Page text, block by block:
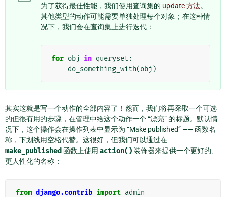
为了获得最佳性能，我们使用查询集的 update 方法。
其他类型的动作可能需要单独处理每个对象；在这种情
况下，我们会在查询集上进行迭代：
for obj in queryset :
do_something_with(obj )
其实这就是写一个动作的全部内容了！然而，我们将再采取一个可选
的但很有用的步骤，在管理中给这个动作一个 “漂亮” 的标题。默认情
况下，这个操作会在操作列表中显示为 “Make published” —— 函数名
称，下划线用空格代替。这很好，但我们可以通过在
make_published 函数上使用 action() 装饰器来提供一个更好的、
更人性化的名称：
from django.contrib import admin